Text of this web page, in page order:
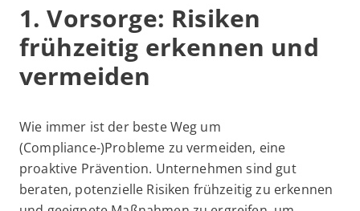
1. Vorsorge: Risiken
frühzeitig erkennen und
vermeiden
Wie immer ist der beste Weg um
(Compliance-)Probleme zu vermeiden, eine
proaktive Prävention. Unternehmen sind gut
beraten, potenzielle Risiken frühzeitig zu erkennen